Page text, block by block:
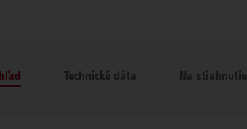
Technické dáta Na stiahnutie